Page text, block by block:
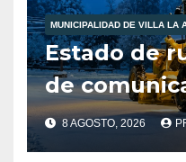
MUNICIPALIDAD DE VILLA LA
Estado de
de
nuestra
8 AGOSTO, 2026